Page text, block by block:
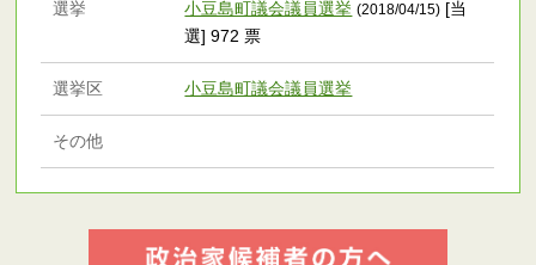
選挙 小豆島町議会議員選挙 (2018/04/15) [当
選] 972 票
選挙区 小豆島町議会議員選挙
その他